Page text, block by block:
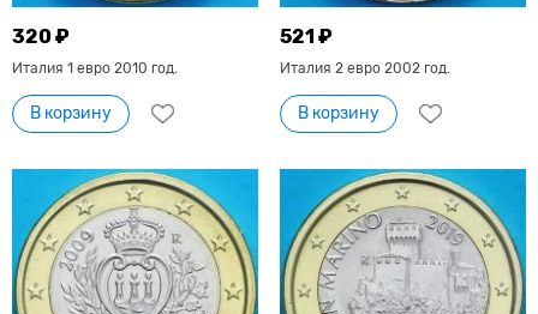
320 ₽
Италия 1 евро 2010 год.
В корзину
521 ₽
Италия 2 евро 2002 год.
В корзину